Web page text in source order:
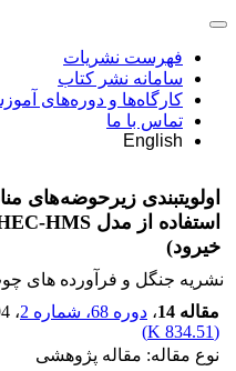
فهرست نشریات
سامانه نشر کتاب
کارگاه‌ها و دوره‌های
تماس با ما
English
اولویت‏بندی زیرحوضه‌های
خیرود)
نشریه جنگل و فرآورده های
مقاله 14
، دوره 68، شماره 2 ، 1394
(
834.51 K
)
نوع مقاله: مقاله پژوهشی